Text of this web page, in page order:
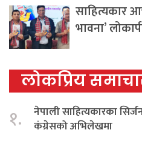
साहित्यकार
भावना’
लोकप्रिय
१.
नेपाली साहित्यकारका
कंग्रेसको अभिलेखमा